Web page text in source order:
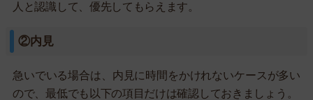
人と認識して、優先してもらえます。
②内見
急いでいる場合は、内見に時間をかけれないケースが多い
ので、最低でも以下の項目だけは確認しておきましょう。